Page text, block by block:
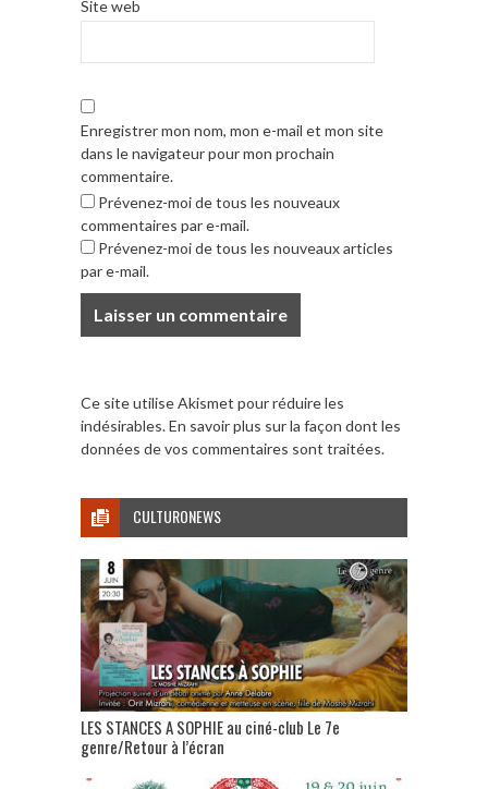
Site web
Enregistrer mon nom, mon e-mail et mon site
dans le navigateur pour mon prochain
commentaire.
Prévenez-moi de tous les nouveaux
commentaires par e-mail.
Prévenez-moi de tous les nouveaux articles
par e-mail.
Ce site utilise Akismet pour réduire les
indésirables.En savoir plus sur la façon dont les
données de vos commentaires sont traitées.
CULTURONEWS
LES STANCES A SOPHIE au ciné-club Le 7e
genre/Retour à l’écran